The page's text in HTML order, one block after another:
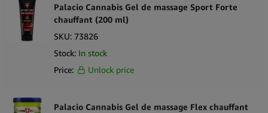
1 × flacon d’huile corporelle Palacio au chanvre pour massage
relaxant 150 ml
Palacio Cannabis Gel de massage Sport Forte
chauffant (200 ml)
SKU: 73826
Stock: In stock
Price:
Unlock price
Palacio Cannabis Gel de massage Flex chauffant